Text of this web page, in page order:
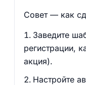
Совет — как
Заведите
регистрации,
акция).
Настройте